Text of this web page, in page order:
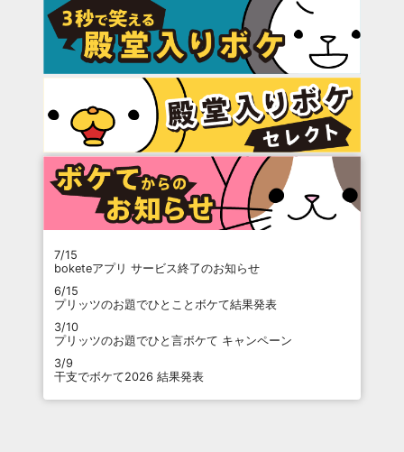
7/15
boketeアプリ サービス終了のお知らせ
6/15
プリッツのお題でひとことボケて結果発表
3/10
プリッツのお題でひと言ボケて キャンペーン
3/9
干支でボケて2026 結果発表